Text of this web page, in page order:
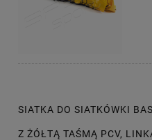
SIATKA DO SIATKÓWKI
Z ŻÓŁTĄ TAŚMĄ PCV,